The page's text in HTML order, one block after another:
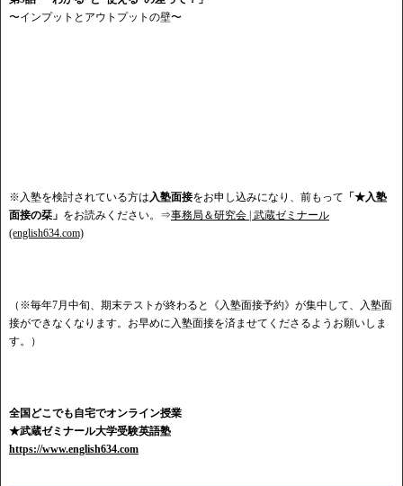
〜インプットとアウトプットの壁〜
※入塾を検討されている方は 入塾面接をお申し込みになり、前もって 「★入塾
面接の栞」 をお読みください。⇒事務局＆研究会 | 武蔵ゼミナール
(english634.com)
（※毎年7月中旬、期末テストが終わると《入塾面接予約》が集中して、入塾面
接ができなくなります。お早めに入塾面接を済ませてくださるようお願いしま
す。）
全国どこでも自宅でオンライン授業
★武蔵ゼミナール大学受験英語塾
https://www.english634.com